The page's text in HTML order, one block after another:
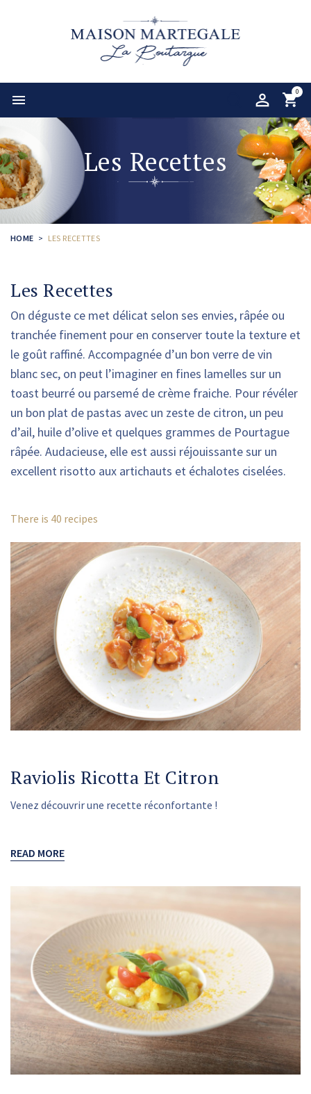

0
Les Recettes
HOME LES RECETTES
Les Recettes
On déguste ce met délicat selon ses envies, râpée ou
tranchée finement pour en conserver toute la texture et
le goût raffiné. Accompagnée d’un bon verre de vin
blanc sec, on peut l’imaginer en fines lamelles sur un
toast beurré ou parsemé de crème fraiche. Pour révéler
un bon plat de pastas avec un zeste de citron, un peu
d’ail, huile d’olive et quelques grammes de Pourtague
râpée. Audacieuse, elle est aussi réjouissante sur un
excellent risotto aux artichauts et échalotes ciselées.
There is 40 recipes
Raviolis Ricotta Et Citron
Venez découvrir une recette réconfortante !
READ MORE